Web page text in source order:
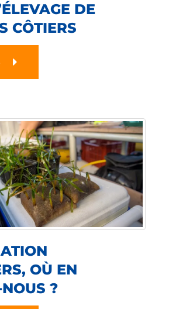
DE
CÔTIERS
OÙ EN
?